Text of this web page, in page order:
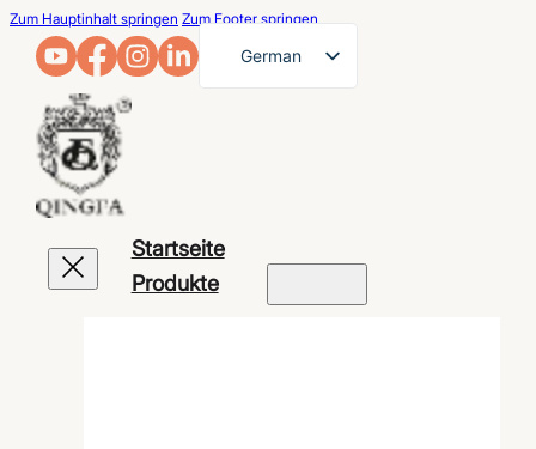
Zum Hauptinhalt springen Zum Footer springen
German
Startseite
Produkte